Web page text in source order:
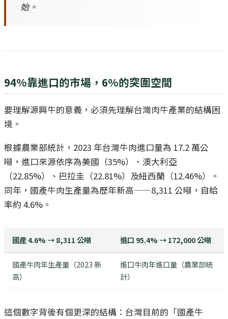
始。
94%靠進口的市場，6%的突圍空間
要理解源興牛的意義，必須先理解台灣肉牛產業的結構困
境。
根據農業部統計，2023 年台灣牛肉進口量為 17.2 萬公
噸，進口來源依序為美國（35%）、澳大利亞
（22.85%）、巴拉圭（22.81%）及紐西蘭（12.46%）。
同年，國產牛肉生產量為歷年新高——8,311 公噸，自給
率約 4.6%。
國產 4.6% → 8,311 公噸 進口 95.4% → 172,000 公噸
國產牛肉年生產量（2023 新
高）
進口牛肉年進口量（農業部統
計）
這個數字背後有個更深的結構：台灣目前的「國產牛